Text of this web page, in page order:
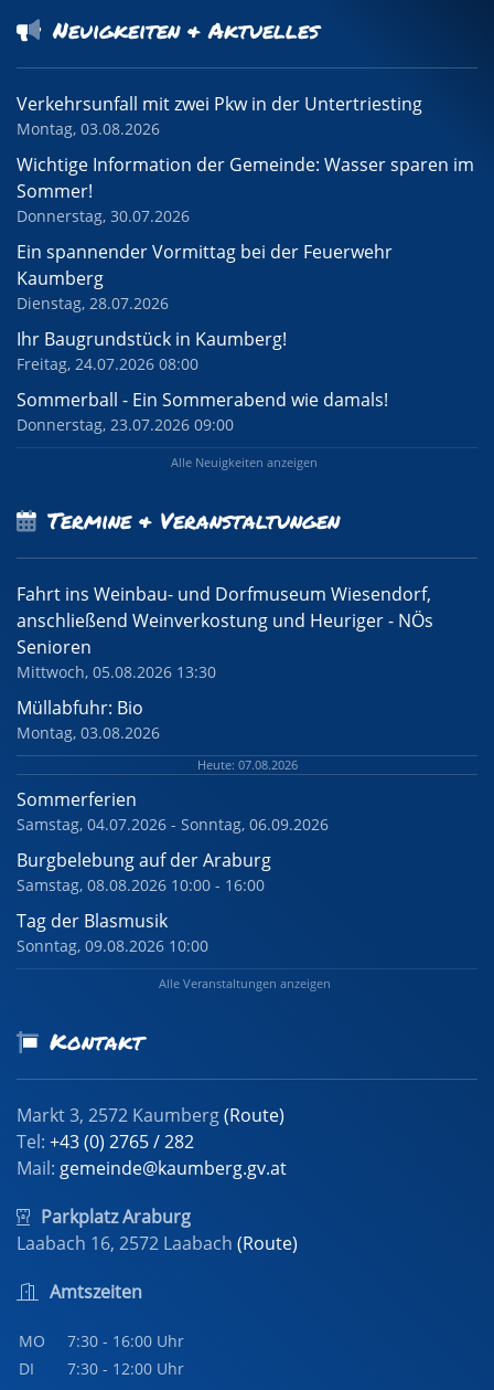
Neuigkeiten & Aktuelles
Verkehrsunfall mit zwei Pkw in der Untertriesting
Montag, 03.08.2026
Wichtige Information der Gemeinde: Wasser sparen im
Sommer!
Donnerstag, 30.07.2026
Ein spannender Vormittag bei der Feuerwehr
Kaumberg
Dienstag, 28.07.2026
Ihr Baugrundstück in Kaumberg!
Freitag, 24.07.2026 08:00
Sommerball - Ein Sommerabend wie damals!
Donnerstag, 23.07.2026 09:00
Alle Neuigkeiten anzeigen
Termine & Veranstaltungen
Fahrt ins Weinbau- und Dorfmuseum Wiesendorf,
anschließend Weinverkostung und Heuriger - NÖs
Senioren
Mittwoch, 05.08.2026 13:30
Müllabfuhr: Bio
Montag, 03.08.2026
Heute: 07.08.2026
Sommerferien
Samstag, 04.07.2026 - Sonntag, 06.09.2026
Burgbelebung auf der Araburg
Samstag, 08.08.2026 10:00 - 16:00
Tag der Blasmusik
Sonntag, 09.08.2026 10:00
Alle Veranstaltungen anzeigen
Kontakt
Markt 3, 2572 Kaumberg(Route)
Tel: +43 (0) 2765 / 282
Mail: gemeinde@kaumberg.gv.at
Parkplatz Araburg
Laabach 16, 2572 Laabach (Route)
Amtszeiten
MO
7:30 - 16:00 Uhr
DI
7:30 - 12:00 Uhr